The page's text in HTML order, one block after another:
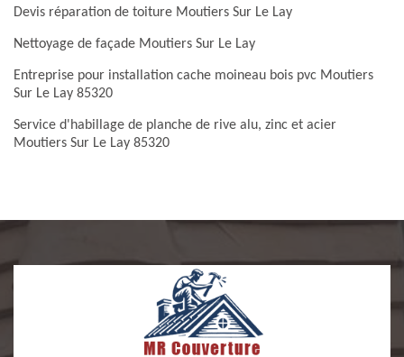
Devis réparation de toiture Moutiers Sur Le Lay
Nettoyage de façade Moutiers Sur Le Lay
Entreprise pour installation cache moineau bois pvc Moutiers
Sur Le Lay 85320
Service d'habillage de planche de rive alu, zinc et acier
Moutiers Sur Le Lay 85320